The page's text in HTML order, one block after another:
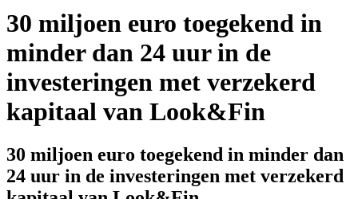
30 miljoen euro toegekend in
minder dan 24 uur in de
investeringen met verzekerd
kapitaal van Look&Fin
30 miljoen euro toegekend in minder dan
24 uur in de investeringen met verzekerd